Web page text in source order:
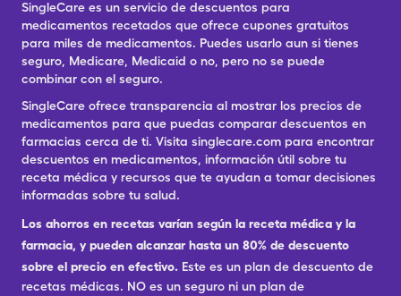
SingleCare es un servicio de descuentos para
medicamentos recetados que ofrece cupones gratuitos
para miles de medicamentos. Puedes usarlo aun si tienes
seguro, Medicare, Medicaid o no, pero no se puede
combinar con el seguro.
SingleCare ofrece transparencia al mostrar los precios de
medicamentos para que puedas comparar descuentos en
farmacias cerca de ti. Visita singlecare.com para encontrar
descuentos en medicamentos, información útil sobre tu
receta médica y recursos que te ayudan a tomar decisiones
informadas sobre tu salud.
Los ahorros en recetas varían según la receta médica y la
farmacia, y pueden alcanzar hasta un 80% de descuento
sobre el precio en efectivo. Este es un plan de descuento de
recetas médicas. NO es un seguro ni un plan de